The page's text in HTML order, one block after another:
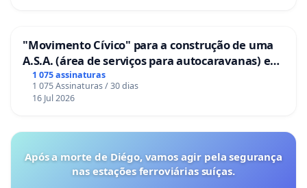
"Movimento Cívico" para a construção de uma
A.S.A. (área de serviços para autocaravanas) em
Coimbra
1 075 assinaturas
1 075 Assinaturas / 30 dias
16 Jul 2026
Após a morte de Diégo, vamos agir pela segurança
nas estações ferroviárias suíças.